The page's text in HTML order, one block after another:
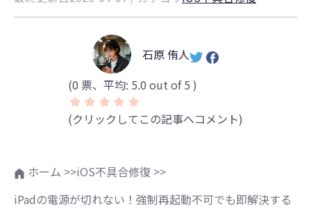
石原 侑人
(0 票、平均: 5.0 out of 5 )
(クリックしてこの記事へコメント)
ホーム >>iOS不具合修復 >>
iPadの電源が切れない！強制再起動不可でも即解決する